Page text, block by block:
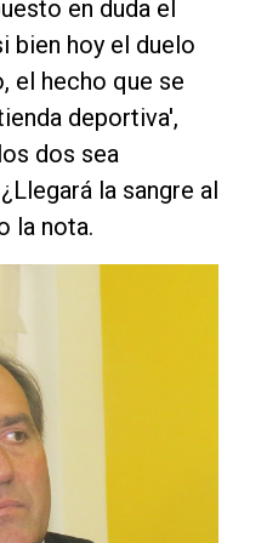
en duda el
bien hoy el duelo
el hecho que se
deportiva',
dos sea
la sangre al
la nota.